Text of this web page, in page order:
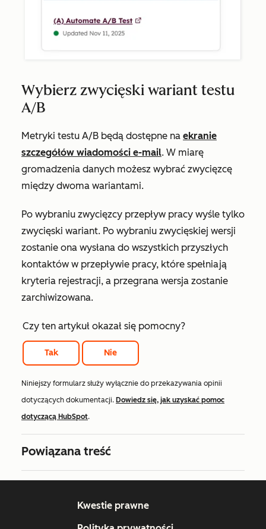
Wybierz zwycięski wariant testu
A/B
Metryki testu A/B będą dostępne na ekranie
szczegółów wiadomości e-mail. W miarę
gromadzenia danych możesz wybrać zwycięzcę
między dwoma wariantami.
Po wybraniu zwycięzcy przepływ pracy wyśle tylko
zwycięski wariant. Po wybraniu zwycięskiej wersji
zostanie ona wysłana do wszystkich przyszłych
kontaktów w przepływie pracy, które spełniają
kryteria rejestracji, a przegrana wersja zostanie
zarchiwizowana.
Czy ten artykuł okazał się pomocny?
Tak Nie
Niniejszy formularz służy wyłącznie do przekazywania opinii
dotyczących dokumentacji. Dowiedz się, jak uzyskać pomoc
dotyczącą HubSpot.
Powiązana treść
Kwestie prawne